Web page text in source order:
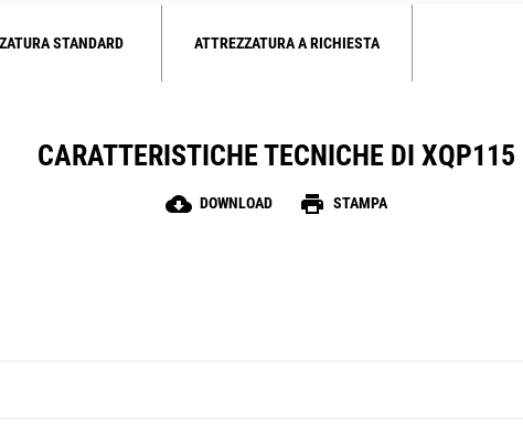
STANDARD ATTREZZATURA A RICHIESTA
CARATTERISTICHE TECNICHE DI XQP115
cloud_download DOWNLOAD print STAMPA